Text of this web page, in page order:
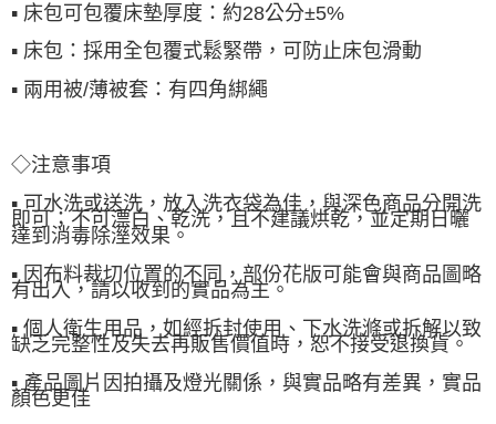
▪ 床包可包覆床墊厚度：約28公分±5%
▪ 床包：採用全包覆式鬆緊帶，可防止床包滑動
▪ 兩用被/薄被套：有四角綁繩
◇注意事項
▪ 可水洗或送洗，放入洗衣袋為佳，與深色商品分開洗
即可；不可漂白、乾洗，且不建議烘乾，並定期日曬
達到消毒除溼效果。
▪ 因布料裁切位置的不同，部份花版可能會與商品圖略
有出入，請以收到的實品為主。
▪ 個人衛生用品，如經拆封使用、下水洗滌或拆解以致
缺乏完整性及失去再販售價值時，恕不接受退換貨。
▪ 產品圖片因拍攝及燈光關係，與實品略有差異，實品
顏色更佳